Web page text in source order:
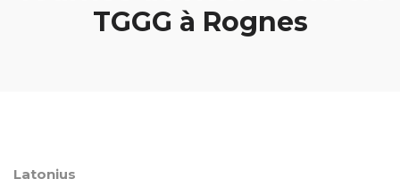
TGGG à Rognes
Latonius